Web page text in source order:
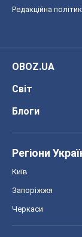
Редакційна
OBOZ.UA
Світ
Блоги
Регіони
Київ
Запоріжжя
Черкаси